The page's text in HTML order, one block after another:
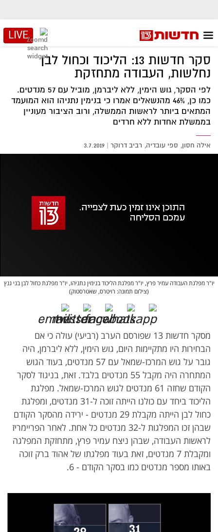
LIVE
סקר חדשות 13: הליכוד וכחול לבן
נחלשות, העבודה מתחזקת
לפי הסקר, גוש הימין, ללא ליברמן, מוביל עם 57 מנדטים.
כמו כן, 46% מהנשאלים אמרו כי בנימין נתניהו הוא המועמד
המתאים ביותר לראשות הממשלה, ורוב הציבור מעוניין
בממשלת אחדות ללא חרדים
אילה חסון ספי עובדיה רביב דרוקר |
3.7.2019
יו"ר מפלגת העבודה עמיר פרץ, יו"ר מפלגת הליכוד בנימין נתניהו, יו"ר מפלגת כחול לבן בני גנץ
(צילום תמונה: רויטרס, שאטרסטוק)
מסקר חדשות 13 שפורסם הערב (רביעי) עולה כי אם
הבחירות היו מתקיימות היום, גוש הימין, ללא ליברמן, היה
גובר על גוש המרכז-שמאל עם 57 מנדטים, בעוד הגוש
המתחרה היה מקבל 55 מנדטים בלבד. זאת, בניגוד לסקר
הקודם שחזה 61 מנדטים לגוש המרכז-שמאל. מפלגת
הליכוד ביחד עם כולנו הייתה זוכה ל-31 מנדטים, ומפלגת
כחול לבן הייתה מקבלת 29 מנדטים - ירידה מהסקר הקודם
שבהן זכו המפלגות ל-32 מנדטים כל אחת. לאחר הפריימריז
לראשות העבודה, שבהן ניצח עמיר פרץ, מתחזקת המפלגה
ומקבלת 7 מנדטים, זאת בעוד מפלגתו של אהוד ברק זוכה
באותו מספר מנדטים כמו בסקר הקודם - 6.